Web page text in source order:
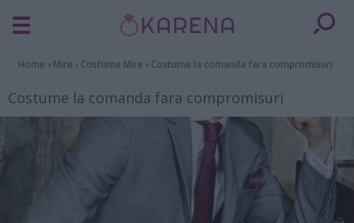
Home › Mire › Costume Mire › Costume la comanda fara compromisuri
Costume la comanda fara compromisuri